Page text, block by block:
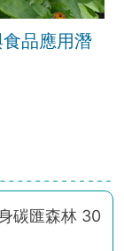
品應用潛
碳匯森林 30